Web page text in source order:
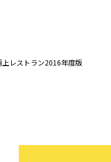
レストラン2016年度版